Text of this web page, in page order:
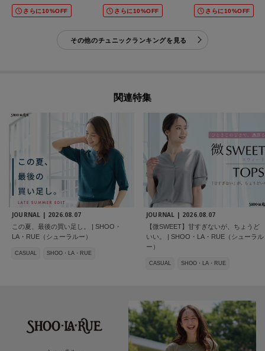
さらに10%OFF さらに10%OFF さらに10%OFF
その他のチュニックランキングを見る
関連特集
JOURNAL | 2026.08.07
この夏、最後の買い足し。 | SHOO・
LA・RUE（シューラルー）
CASUAL SHOO・LA・RUE
JOURNAL | 2026.08.07
【微SWEET】甘すぎないが、ちょうど
いい。 | SHOO・LA・RUE（シューラル
ー）
CASUAL SHOO・LA・RUE